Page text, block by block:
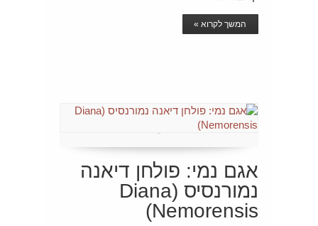
המשך לקרוא »
אגם נמי: פולחן דיאנה
נמורנסיס (Diana
Nemorensis)